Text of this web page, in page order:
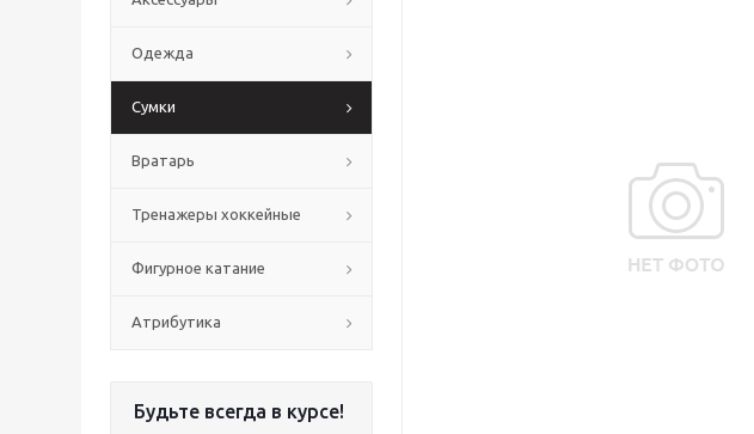
Одежда
Сумки
Вратарь
Тренажеры хоккейные
Фигурное катание
Атрибутика
Будьте всегда в курсе!